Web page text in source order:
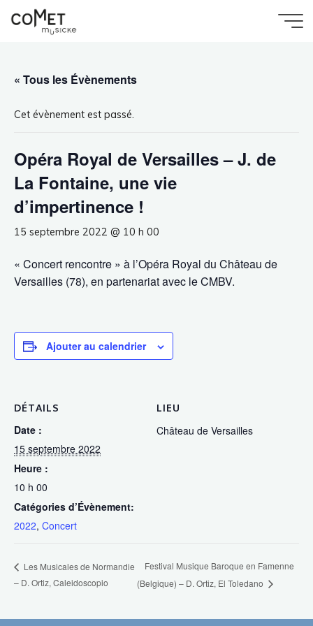
Opéra Royal de Versailles – J. de La Fontaine, une
« Tous les Évènements
Cet évènement est passé.
Opéra Royal de Versailles – J. de
La Fontaine, une vie
d’impertinence !
15 septembre 2022 @ 10 h 00
« Concert rencontre » à l’Opéra Royal du Château de
Versailles (78), en partenariat avec le CMBV.
Ajouter au calendrier
DÉTAILS
Date :
15 septembre 2022
Heure :
10 h 00
Catégories d’Évènement:
2022, Concert
LIEU
Château de Versailles
Les Musicales de Normandie
– D. Ortiz, Caleidoscopio
Festival Musique Baroque en Famenne
(Belgique) – D. Ortiz, El Toledano